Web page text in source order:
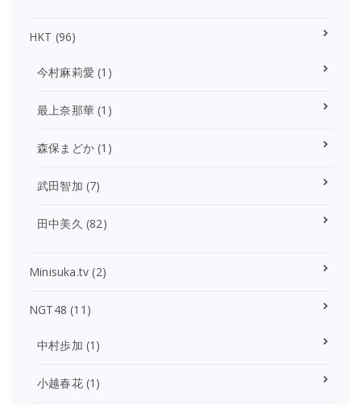
HKT (96)
今村麻莉愛 (1)
最上奈那華 (1)
森保まどか (1)
武田智加 (7)
田中美久 (82)
Minisuka.tv (2)
NGT48 (11)
中村歩加 (1)
小越春花(1)